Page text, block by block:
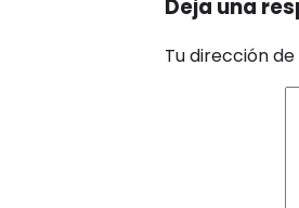
Deja una
Tu dirección